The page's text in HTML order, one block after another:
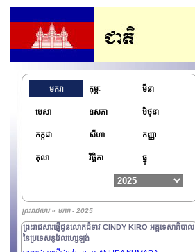
មករា កុម្ភៈ មីនា
មេសា ឧសភា មិថុនា
កក្កដា សីហា កញ្ញា
តុលា វិច្ឆិកា ធ្នូ
ព្រះរាជសារ » មករា - 2025
ព្រះរាជសារផ្ញើជូនលោកជំទាវ CINDY KIRO អគ្គទេសាភិបាល
នៃប្រទេសនូវែលហ្សេឡង់